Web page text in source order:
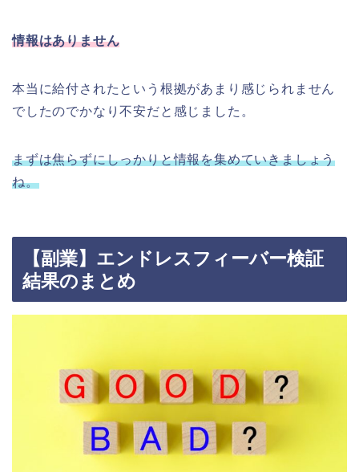
情報はありません
本当に給付されたという根拠があまり感じられません
でしたのでかなり不安だと感じました。
まずは焦らずにしっかりと情報を集めていきましょう
ね。
【副業】エンドレスフィーバー検証
結果のまとめ